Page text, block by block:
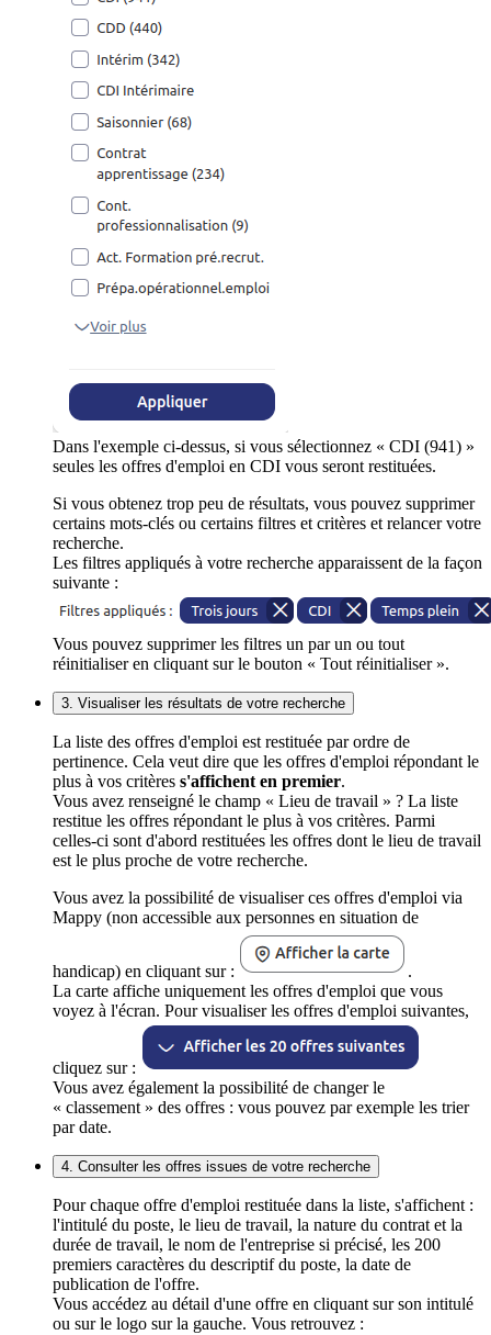
Dans l'exemple ci-dessus, si vous sélectionnez « CDI (941) »
seules les offres d'emploi en CDI vous seront restituées.
Si vous obtenez trop peu de résultats, vous pouvez supprimer
certains mots-clés ou certains filtres et critères et relancer votre
recherche.
Les filtres appliqués à votre recherche apparaissent de la façon
suivante :
Vous pouvez supprimer les filtres un par un ou tout
réinitialiser en cliquant sur le bouton « Tout réinitialiser ».
3. Visualiser les résultats de votre recherche
La liste des offres d'emploi est restituée par ordre de
pertinence. Cela veut dire que les offres d'emploi répondant le
plus à vos critères s'affichent en premier.
Vous avez renseigné le champ « Lieu de travail » ? La liste
restitue les offres répondant le plus à vos critères. Parmi
celles-ci sont d'abord restituées les offres dont le lieu de travail
est le plus proche de votre recherche.
Vous avez la possibilité de visualiser ces offres d'emploi via
Mappy (non accessible aux personnes en situation de
handicap) en cliquant sur :
.
La carte affiche uniquement les offres d'emploi que vous
voyez à l'écran. Pour visualiser les offres d'emploi suivantes,
cliquez sur :
Vous avez également la possibilité de changer le
« classement » des offres : vous pouvez par exemple les trier
par date.
4. Consulter les offres issues de votre recherche
Pour chaque offre d'emploi restituée dans la liste, s'affichent :
l'intitulé du poste, le lieu de travail, la nature du contrat et la
durée de travail, le nom de l'entreprise si précisé, les 200
premiers caractères du descriptif du poste, la date de
publication de l'offre.
Vous accédez au détail d'une offre en cliquant sur son intitulé
ou sur le logo sur la gauche. Vous retrouvez :